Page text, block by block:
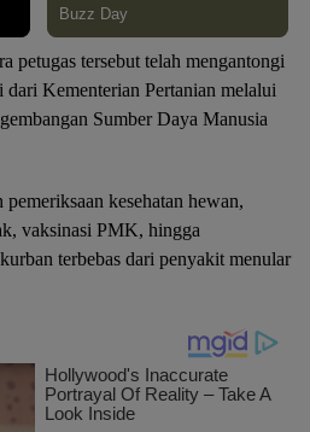
petugas tersebut telah mengantongi
Kementerian Pertanian melalui
Sumber Daya Manusia
kesehatan hewan,
vaksinasi PMK, hingga
terbebas dari penyakit menular